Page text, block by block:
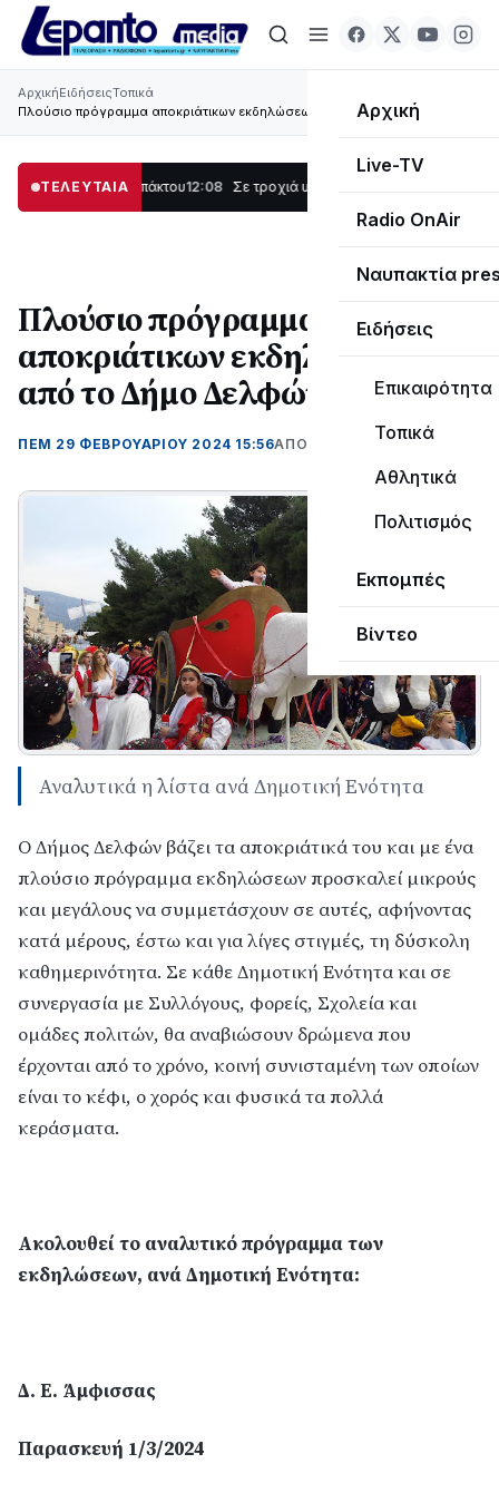
Αρχική
Live-TV
Radio OnAir
Ναυπακτία
Ειδήσεις
Επικαιρότητα
Τοπικά
Αθλητικά
Πολιτισμός
Εκπομπές
Βίντεο
ΑρχικήΕιδήσειςΤοπικά
Πλούσιο πρόγραμμα αποκριάτικων εκδηλώσεων από το Δήμο Δελφών
ΤΕΛΕΥΤΑΙΑ
Ναυπάκτου12:08 Σε τροχιά υλοποίησης η Παράκαμψη του Κέντρου
Πλούσιο πρόγραμμα
αποκριάτικων εκδηλώσεων
από το Δήμο Δελφών
ΠΕΜ 29 ΦΕΒΡΟΥΑΡΊΟΥ 2024 15:56ΑΠΌ ΜΑΝΤΩ ΚΑΠΕΝΤΖΩΝΗ
Αναλυτικά η λίστα ανά Δημοτική Ενότητα
Ο Δήμος Δελφών βάζει τα αποκριάτικά του και με ένα
πλούσιο πρόγραμμα εκδηλώσεων προσκαλεί μικρούς
και μεγάλους να συμμετάσχουν σε αυτές, αφήνοντας
κατά μέρους, έστω και για λίγες στιγμές, τη δύσκολη
καθημερινότητα. Σε κάθε Δημοτική Ενότητα και σε
συνεργασία με Συλλόγους, φορείς, Σχολεία και
ομάδες πολιτών, θα αναβιώσουν δρώμενα που
έρχονται από το χρόνο, κοινή συνισταμένη των οποίων
είναι το κέφι, ο χορός και φυσικά τα πολλά
κεράσματα.
Ακολουθεί το αναλυτικό πρόγραμμα των
εκδηλώσεων, ανά Δημοτική Ενότητα:
Δ. Ε. Άμφισσας
Παρασκευή 1/3/2024